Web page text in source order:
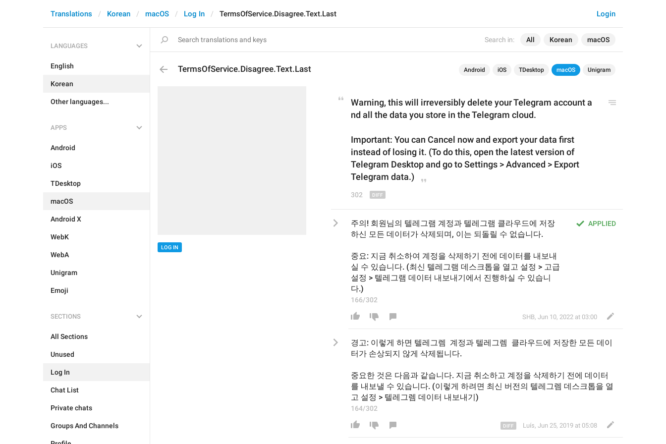
Search in: All Korean macOS
Login
Translations Korean macOS Log In TermsOfService.Disagree.Text.Last
LANGUAGES
English
Korean
Other languages...
APPS
Android
iOS
TDesktop
macOS
Android X
WebK
WebA
Unigram
Emoji
SECTIONS
All Sections
Unused
Log In
Chat List
Private chats
Groups And Channels
TermsOfService.Disagree.Text.Last Android iOS TDesktop macOS Unigram
LOG IN
Warning, this will irreversibly delete your Telegram account a
nd all the data you store in the Telegram cloud.
Important: You can Cancel now and export your data first
instead of losing it. (Todo this, open the latest version of
Telegram Desktop and go to Settings > Advanced > Export
Telegram data.)
302
APPLIED
주의! 회원님의 텔레그램 계정과 텔레그램 클라우드에 저장
하신 모든 데이터가 삭제되며, 이는 되돌릴 수 없습니다.
중요: 지금 취소하여 계정을 삭제하기 전에 데이터를 내보내
실 수 있습니다. (최신 텔레그램 데스크톱을 열고 설정 > 고급
설정 > 텔레그램 데이터 내보내기에서 진행하실 수 있습니
다.)
166/302
SHB, Jun 10, 2022 at 03:00
경고: 이렇게 하면 텔레그렘 계정과 텔레그렘 클라우드에 저장한 모든 데이
터가 손상되지 않게 삭제됩니다.
중요한 것은 다음과 같습니다. 지금 취소하고 계정을 삭제하기 전에 데이터
를 내보낼 수 있습니다. (이렇게 하려면 최신 버전의 텔레그렘 데스크톱을 열
고 설정 > 텔레그렘 데이터 내보내기)
164/302
Luís, Jun 25, 2019 at 05:08